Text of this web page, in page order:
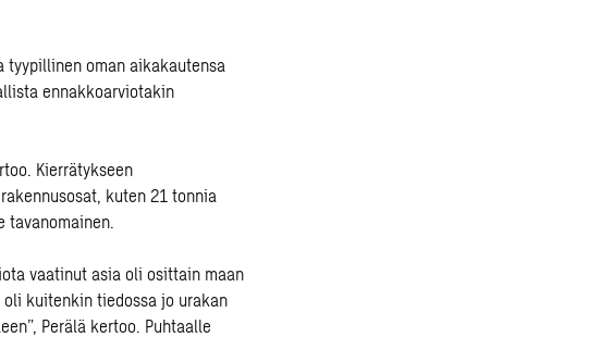
oman aikakautensa
ennakkoarviotakin
Kierrätykseen
kuten 21 tonnia
tavanomainen.
vaatinut asia oli osittain maan
kuitenkin tiedossa jo urakan
Perälä kertoo. Puhtaalle